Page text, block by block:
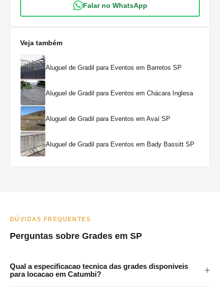
Falar no WhatsApp
Veja também
Aluguel de Gradil para Eventos em Barretos SP
Aluguel de Gradil para Eventos em Chácara Inglesa
Aluguel de Gradil para Eventos em Avaí SP
Aluguel de Gradil para Eventos em Bady Bassitt SP
DÚVIDAS FREQUENTES
Perguntas sobre Grades em SP
Qual a especificacao tecnica das grades disponiveis
para locacao em Catumbi?